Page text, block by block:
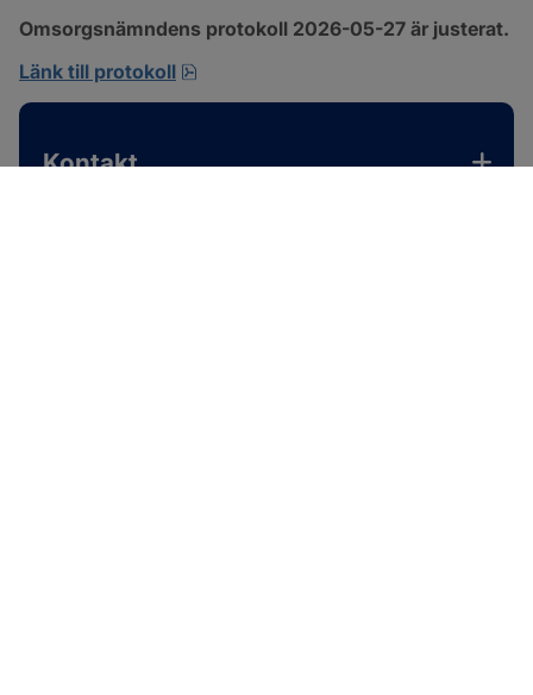
Omsorgsnämndens protokoll 2026-05-27 är justerat.
Länk till protokoll
Kontakt